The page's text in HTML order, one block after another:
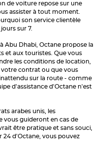
de voiture repose sur une
assister à tout moment.
son service clientèle
sur 7.
Abu Dhabi, Octane propose la
et aux touristes. Que vous
les conditions de location,
votre contrat ou que vous
sur la route - comme
d'assistance d'Octane n'est
arabes unis, les
vous guideront en cas de
être pratique et sans souci,
24 d'Octane, vous pouvez